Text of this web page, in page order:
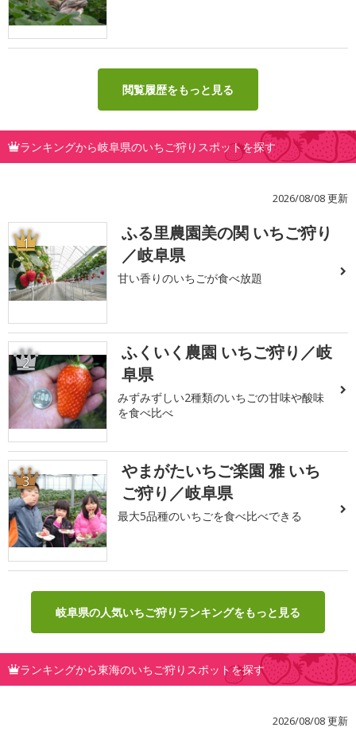
閲覧履歴をもっと見る
ランキングから岐阜県のいちご狩りスポットを探す
2026/08/08 更新
1
ふる里農園美の関 いちご狩り
／岐阜県
甘い香りのいちごが食べ放題
2
ふくいく農園 いちご狩り／岐
阜県
みずみずしい2種類のいちごの甘味や酸味
を食べ比べ
3
やまがたいちご楽園 雅 いち
ご狩り／岐阜県
最大5品種のいちごを食べ比べできる
岐阜県の人気いちご狩りランキングをもっと見る
ランキングから東海のいちご狩りスポットを探す
2026/08/08 更新